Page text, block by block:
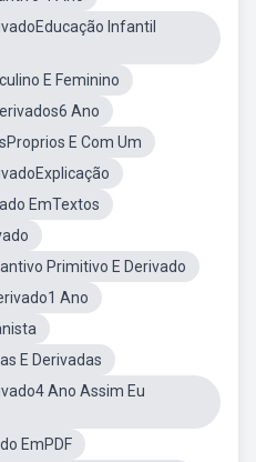
Infantil
E Feminino
Ano
E Com Um
EmTextos
Primitivo E Derivado
Ano
E Derivadas
Ano Assim Eu
EmPDF